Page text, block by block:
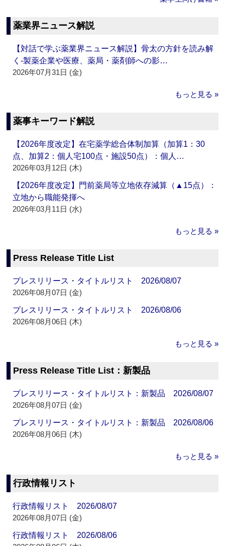
薬業界ニュース解説
【対話で学ぶ薬業界ニュース解説】骨太の方針を読み解
く‐製薬企業や医療、薬局・薬剤師への影…
2026年07月31日 (金)
もっと見る »
薬事キーワード解説
【2026年度改定】在宅薬学総合体制加算（加算1：30
点、加算2：個人宅100点・施設50点）：個人…
2026年03月12日 (木)
【2026年度改定】門前薬局等立地依存減算（▲15点）：
立地から職能発揮へ
2026年03月11日 (水)
もっと見る »
Press Release Title List
プレスリリース・タイトルリスト 2026/08/07
2026年08月07日 (金)
プレスリリース・タイトルリスト 2026/08/06
2026年08月06日 (木)
もっと見る »
Press Release Title List：新製品
プレスリリース・タイトルリスト：新製品 2026/08/07
2026年08月07日 (金)
プレスリリース・タイトルリスト：新製品 2026/08/06
2026年08月06日 (木)
もっと見る »
行政情報リスト
行政情報リスト 2026/08/07
2026年08月07日 (金)
行政情報リスト 2026/08/06